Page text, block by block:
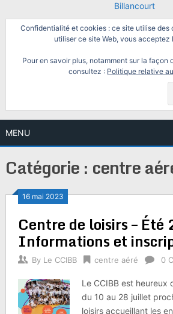
Billancourt
Confidentialité et cookies : ce site utilise des
utiliser ce site Web, vous acceptez
Pour en savoir plus, notamment sur la façon
consultez : Politique relative
MENU
Catégorie : centre
16 mai 2023
Centre de loisirs –
Informations et
By Le CCIBB centre aéré 0
Le CCIBB est heureux
du 10 au 28 juillet
loisirs accueillant les